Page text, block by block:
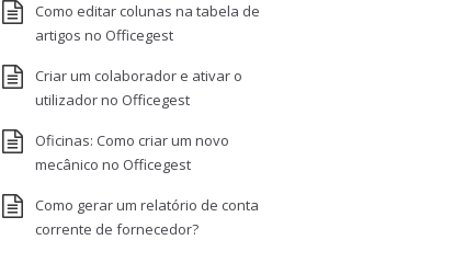
Como editar colunas na tabela de
artigos no Officegest
Criar um colaborador e ativar o
utilizador no Officegest
Oficinas: Como criar um novo
mecânico no Officegest
Como gerar um relatório de conta
corrente de fornecedor?